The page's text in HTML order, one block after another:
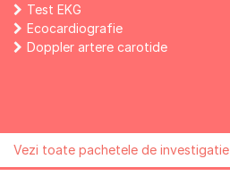
Test EKG
Ecocardiografie
Doppler artere carotide
Vezi toate pachetele de investigatie